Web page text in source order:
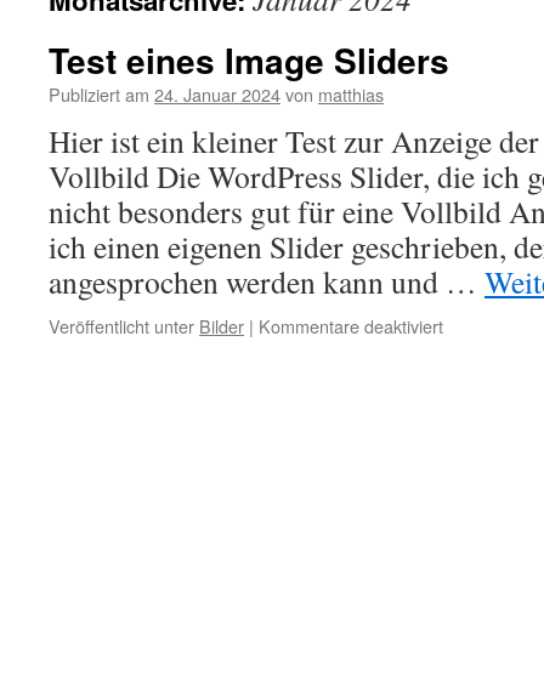
Test eines Image Sliders
Publiziert am 24. Januar 2024von matthias
Hier ist ein kleiner Test zur Anzeige
Vollbild Die WordPress Slider, die ich
nicht besonders gut für eine Vollbild
ich einen eigenen Slider geschrieben,
angesprochen werden kann und …
Veröffentlicht unter Bilder | Kommentare deaktiviert